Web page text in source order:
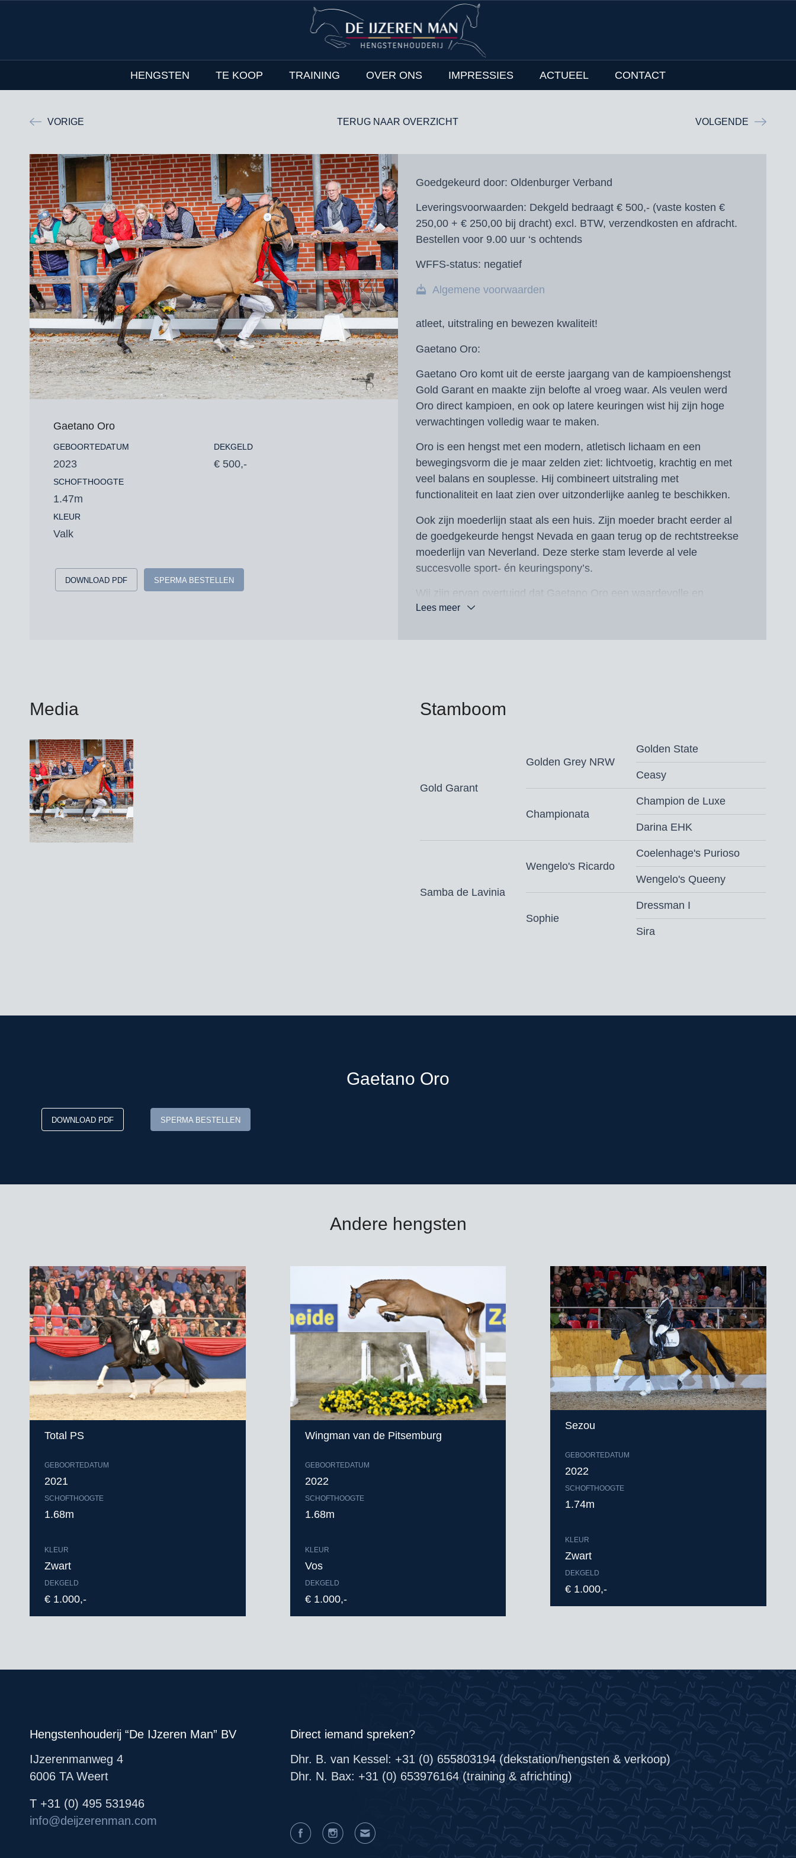
HENGSTEN TE KOOP TRAINING OVER ONS IMPRESSIES ACTUEEL CONTACT
VORIGE TERUG NAAR OVERZICHT VOLGENDE
Gaetano Oro
GEBOORTEDATUM
2023
SCHOFTHOOGTE
1.47m
KLEUR
Valk
DEKGELD
€ 500,-
DOWNLOAD PDF SPERMA BESTELLEN
Goedgekeurd door: Oldenburger Verband
Leveringsvoorwaarden: Dekgeld bedraagt € 500,- (vaste kosten €
250,00 + € 250,00 bij dracht) excl. BTW, verzendkosten en afdracht.
Bestellen voor 9.00 uur ‘s ochtends
WFFS-status: negatief
Algemene voorwaarden
atleet, uitstraling en bewezen kwaliteit!
Gaetano Oro:
Gaetano Oro komt uit de eerste jaargang van de kampioenshengst
Gold Garant en maakte zijn belofte al vroeg waar. Als veulen werd
Oro direct kampioen, en ook op latere keuringen wist hij zijn hoge
verwachtingen volledig waar te maken.
Oro is een hengst met een modern, atletisch lichaam en een
bewegingsvorm die je maar zelden ziet: lichtvoetig, krachtig en met
veel balans en souplesse. Hij combineert uitstraling met
functionaliteit en laat zien over uitzonderlijke aanleg te beschikken.
Ook zijn moederlijn staat als een huis. Zijn moeder bracht eerder al
de goedgekeurde hengst Nevada en gaan terug op de rechtstreekse
moederlijn van Neverland. Deze sterke stam leverde al vele
succesvolle sport- én keuringspony’s.
Wij zijn ervan overtuigd dat Gaetano Oro een waardevolle en
duurzame toevoeging is voor de Nederlandse fokkerij en veel fokkers
Gaetano Oro is goedgekeurd voor Weser Ems
Bestellen voor 9.00 uur ‘s ochtends
Lees meer
Media Stamboom
Gold Garant
Golden Grey NRW
Golden State
Ceasy
Championata
Champion de Luxe
Darina EHK
Samba de Lavinia
Wengelo's Ricardo
Coelenhage's Purioso
Wengelo's Queeny
Sophie
Dressman I
Sira
Gaetano Oro
DOWNLOAD PDF SPERMA BESTELLEN
Andere hengsten
Total PS
GEBOORTEDATUM
2021
SCHOFTHOOGTE
1.68m
KLEUR
Zwart
DEKGELD
€ 1.000,-
Wingman van de Pitsemburg
GEBOORTEDATUM
2022
SCHOFTHOOGTE
1.68m
KLEUR
Vos
DEKGELD
€ 1.000,-
Sezou
GEBOORTEDATUM
2022
SCHOFTHOOGTE
1.74m
KLEUR
Zwart
DEKGELD
€ 1.000,-
Hengstenhouderij “De IJzeren Man” BV
IJzerenmanweg 4
6006 TA Weert
T +31 (0) 495 531946
info@deijzerenman.com
Direct iemand spreken?
Dhr. B. van Kessel: +31 (0) 655803194 (dekstation/hengsten & verkoop)
Dhr. N. Bax: +31 (0) 653976164 (training & africhting)